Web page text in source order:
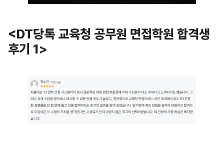
<DT당톡 교육청 공무원 면접학원 합격생
후기 1>